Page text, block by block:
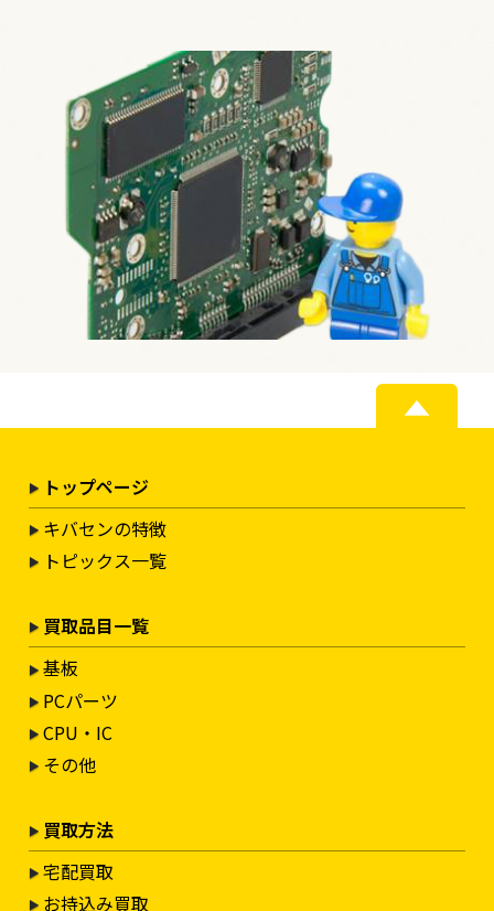
トップページ
キバセンの特徴
トピックス一覧
買取品目一覧
基板
PCパーツ
CPU・IC
その他
買取方法
宅配買取
お持込み買取